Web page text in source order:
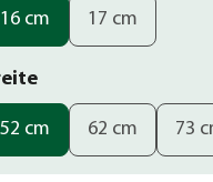
16 cm 17 cm
52 cm 62 cm 73